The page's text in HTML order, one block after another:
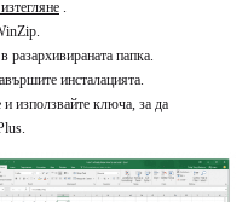
разархивираната папка.
инсталацията.
използвайте ключа, за да